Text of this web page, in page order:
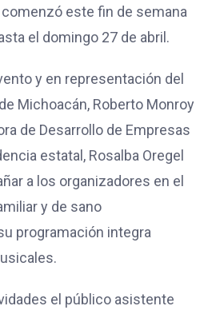
comenzó este fin de semana
el domingo 27 de abril.
y en representación del
Michoacán, Roberto Monroy
de Desarrollo de Empresas
estatal, Rosalba Oregel
a los organizadores en el
y de sano
programación integra
el público asistente